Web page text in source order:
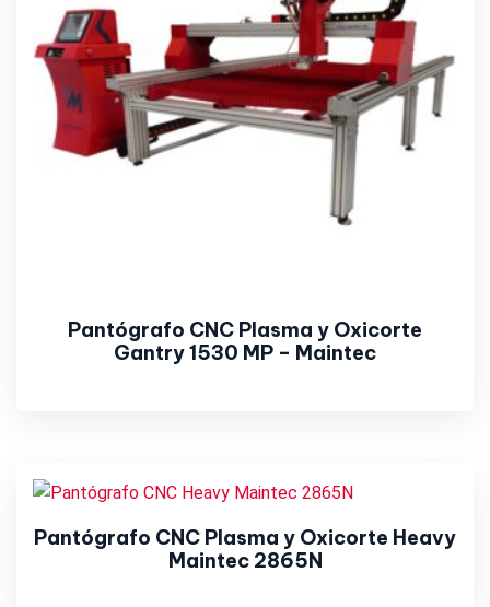
Pantógrafo CNC Plasma y Oxicorte
Gantry 1530 MP – Maintec
Pantógrafo CNC Plasma y Oxicorte Heavy
Maintec 2865N